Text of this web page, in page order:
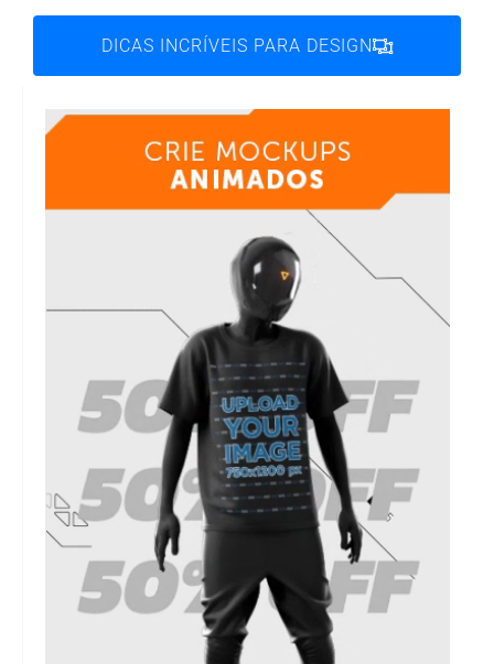
DICAS INCRÍVEIS PARA DESIGN